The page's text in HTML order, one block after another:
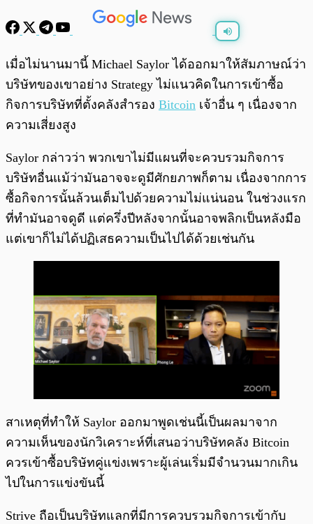
0:00
เมื่อไม่นานมานี้ Michael Saylor ได้ออกมาให้สัมภาษณ์ว่า
บริษัทของเขาอย่าง Strategy ไม่แนวคิดในการเข้าซื้อ
กิจการบริษัทที่ตั้งคลังสำรอง Bitcoin เจ้าอื่น ๆ เนื่องจาก
ความเสี่ยงสูง
Saylor กล่าวว่า พวกเขาไม่มีแผนที่จะควบรวมกิจการ
บริษัทอื่นแม้ว่ามันอาจจะดูมีศักยภาพก็ตาม เนื่องจากการ
ซื้อกิจการนั้นล้วนเต็มไปด้วยความไม่แน่นอน ในช่วงแรก
ที่ทำมันอาจดูดี แต่ครึ่งปีหลังจากนั้นอาจพลิกเป็นหลังมือ
แต่เขาก็ไม่ได้ปฏิเสธความเป็นไปได้ด้วยเช่นกัน
สาเหตุที่ทำให้ Saylor ออกมาพูดเช่นนี้เป็นผลมาจาก
ความเห็นของนักวิเคราะห์ที่เสนอว่าบริษัทคลัง Bitcoin
ควรเข้าซื้อบริษัทคู่แข่งเพราะผู้เล่นเริ่มมีจำนวนมากเกิน
ไปในการแข่งขันนี้
Strive ถือเป็นบริษัทแลกที่มีการควบรวมกิจการเข้ากับ